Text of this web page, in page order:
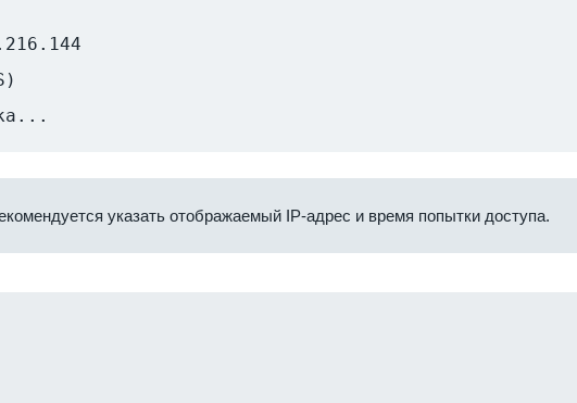
указать отображаемый IP-адрес и время попытки доступа.